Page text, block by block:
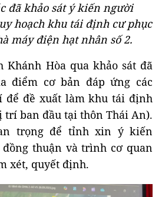
đã khảo sát ý kiến người
hoạch khu tái định cư phục
máy điện hạt nhân số 2.
Khánh Hòa qua khảo sát đã
điểm cơ bản đáp ứng các
để đề xuất làm khu tái định
trí ban đầu tại thôn Thái An).
trọng để tỉnh xin ý kiến
thuận và trình cơ quan
xét, quyết định.